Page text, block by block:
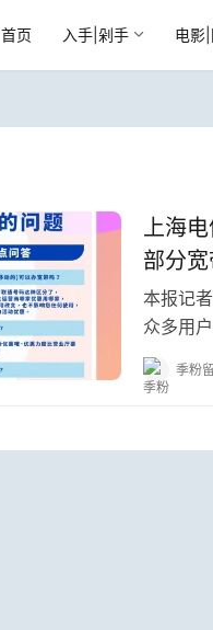
首页 入手|剁手 电影
上海
部分
本报记
众多用
关键软
季粉留